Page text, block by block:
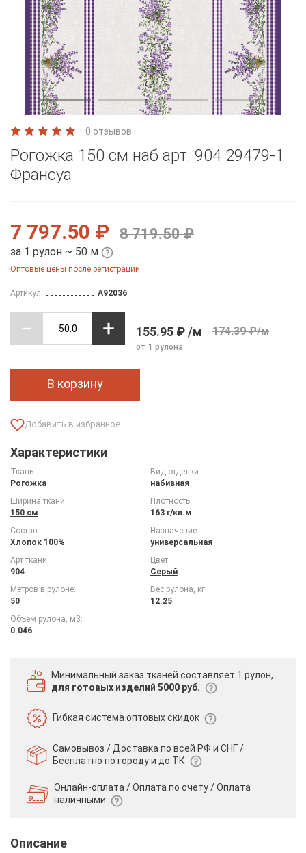
0 отзывов
Рогожка 150 см наб арт. 904 29479-1
Франсуа
7 797.50 ₽ 8 719.50 ₽
за 1 рулон ~ 50 м
Оптовые цены после регистрации
Артикул: A92036
155.95 ₽ /м 174.39 ₽/м
от 1 рулона
В корзину
Характеристики
Ткань:
Рогожка
Вид отделки:
набивная
Ширина ткани:
150 см
Плотность:
163 г/кв.м
Состав:
Хлопок 100%
Назначение:
универсальная
Арт ткани:
904
Цвет:
Серый
Метров в рулоне:
50
Вес рулона, кг:
12.25
Объем рулона, м3:
0.046
Минимальный заказ тканей составляет 1 рулон,
для готовых изделий 5000 руб.
Гибкая системаоптовых скидок
Самовывоз / Доставка по всей РФ и СНГ /
Бесплатно по городу и до ТК
Онлайн-оплата / Оплата по счету /Оплата
наличными
Описание